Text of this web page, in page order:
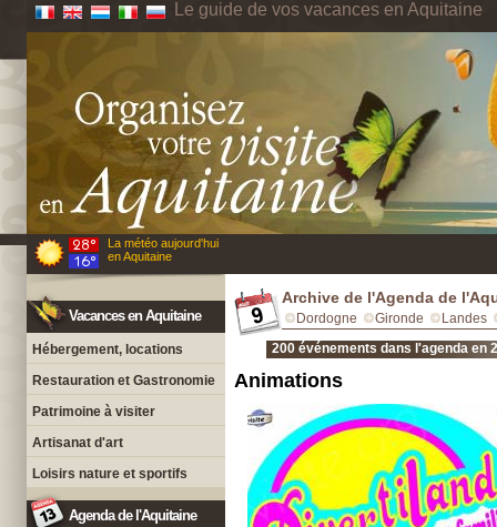
Le guide de vos vacances en Aquitaine
La météo aujourd'hui
en Aquitaine
Vacances en Aquitaine
Hébergement, locations
Restauration et Gastronomie
Patrimoine à visiter
Artisanat d'art
Loisirs nature et sportifs
Agenda de l'Aquitaine
Archive de l'Agenda de
Dordogne Gironde
Landes
200 événements dans l'agenda en
Animations